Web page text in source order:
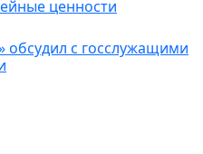
обсудил с госслужащими